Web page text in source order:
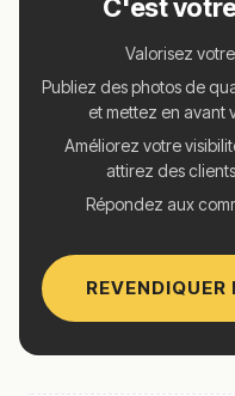
C'est
Valorisez
Publiez des photos de
et mettez en avant
Améliorez votre
attirez des
Répondez aux